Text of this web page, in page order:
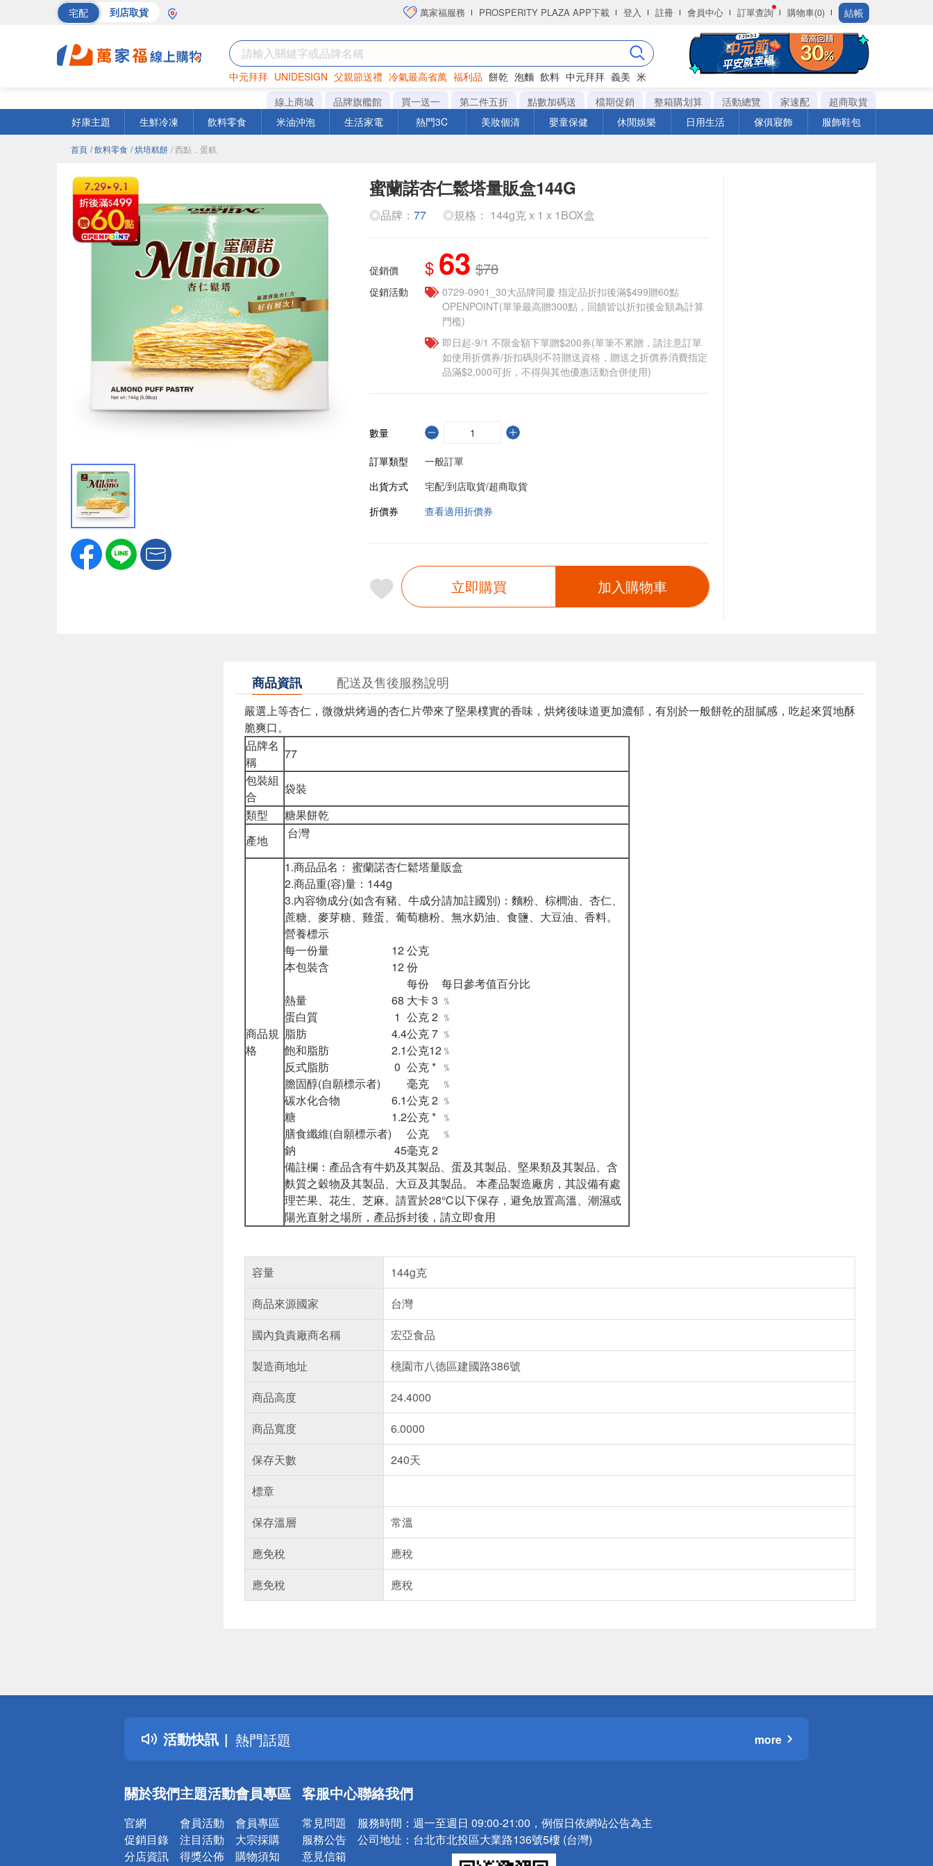
宅配 到店取貨 萬家福服務 PROSPERITY PLAZA APP下載 登入 註冊 會員中心 訂單查詢 購物車(0) 結帳
中元拜拜 UNIDESIGN 父親節送禮 冷氣最高省萬 福利品 餅乾 泡麵 飲料 中元拜拜 義美 米
罐頭 海苔 洋芋片
線上商城 品牌旗艦館 買一送一 第二件五折 點數加碼送 檔期促銷 整箱購划算 活動總覽 家速配
超商取貨
好康主題
生鮮冷凍 飲料零食 米油沖泡 生活家電 熱門3C 美妝個清 嬰童保健 休閒娛樂 日用生活 傢俱寢飾 服飾鞋包
首頁 / 飲料零食 / 烘培糕餅 / 西點．蛋糕
蜜蘭諾杏仁鬆塔量販盒144G
◎品牌： 77 ◎規格： 144g克 x 1 x 1BOX盒
促銷價 $ 63 $78
促銷活動
0729-0901_30大品牌同慶 指定品折扣後滿$499贈60點
OPENPOINT(單筆最高贈300點，回饋皆以折扣後金額為計算
門檻)
即日起-9/1 不限金額下單贈$200券(單筆不累贈，請注意訂單
如使用折價券/折扣碼則不符贈送資格，贈送之折價券消費指定
品滿$2,000可折，不得與其他優惠活動合併使用)
數量
訂單類型
一般訂單
出貨方式
宅配/到店取貨/超商取貨
折價券
查看適用折價券
立即購買 加入購物車
商品資訊 配送及售後服務說明
嚴選上等杏仁，微微烘烤過的杏仁片帶來了堅果樸實的香味，烘烤後味道更加濃郁，有別於一般餅乾的甜膩感，吃起來質地酥
脆爽口。
品牌名
稱
77
包裝組
合
袋裝
類型
糖果餅乾
產地
台灣
商品規
格
1.商品品名： 蜜蘭諾杏仁鬆塔量販盒
2.商品重(容)量：144g
3.內容物成分(如含有豬、牛成分請加註國別)：麵粉、棕櫚油、杏仁、
蔗糖、麥芽糖、雞蛋、葡萄糖粉、無水奶油、食鹽、大豆油、香料。
營養標示
每一份量
12公克
本包裝含
12份
每份
每日參考值百分比
熱量
68 大卡3 ﹪
蛋白質
1 公克2 ﹪
脂肪
4.4公克7 ﹪
飽和脂肪
2.1公克12﹪
反式脂肪
0 公克* ﹪
膽固醇(自願標示者)
毫克
﹪
碳水化合物
6.1公克2 ﹪
糖
1.2公克* ﹪
膳食纖維(自願標示者)
公克
﹪
鈉
45毫克2
備註欄：產品含有牛奶及其製品、蛋及其製品、堅果類及其製品、含
麩質之穀物及其製品、大豆及其製品。 本產品製造廠房，其設備有處
理芒果、花生、芝麻。請置於28℃以下保存，避免放置高溫、潮濕或
陽光直射之場所，產品拆封後，請立即食用
容量
144g克
商品來源國家
台灣
國內負責廠商名稱
宏亞食品
製造商地址
桃園市八德區建國路386號
商品高度
24.4000
商品寬度
6.0000
保存天數
240天
標章
保存溫層
常溫
應免稅
應稅
應免稅
應稅
活動快訊
詐騙網頁！請小心！
得獎公告
熱門話題
銀行優惠
詐騙網頁！請小心！
more
關於我們
官網
促銷目錄
分店資訊
主題活動
會員活動
注目活動
得獎公佈
會員專區
會員專區
大宗採購
購物須知
客服中心
常見問題
服務公告
意見信箱
聯絡我們
服務時間： 週一至週日 09:00-21:00，例假日依網站公告為主
公司地址： 台北市北投區大業路136號5樓 (台灣)